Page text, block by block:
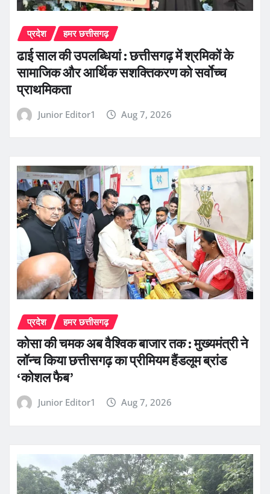
प्रदेश हमर छत्तीसगढ़
ढाई साल की उपलब्धियां : छत्तीसगढ़ में श्रमिकों के
सामाजिक और आर्थिक सशक्तिकरण को सर्वाेच्च
प्राथमिकता
Junior Editor1 Aug 7, 2026
प्रदेश हमर छत्तीसगढ़
कोसा की चमक अब वैश्विक बाजार तक : मुख्यमंत्री ने
लॉन्च किया छत्तीसगढ़ का प्रीमियम हैंडलूम ब्रांड
‘कोशल फैब’
Junior Editor1 Aug 7, 2026